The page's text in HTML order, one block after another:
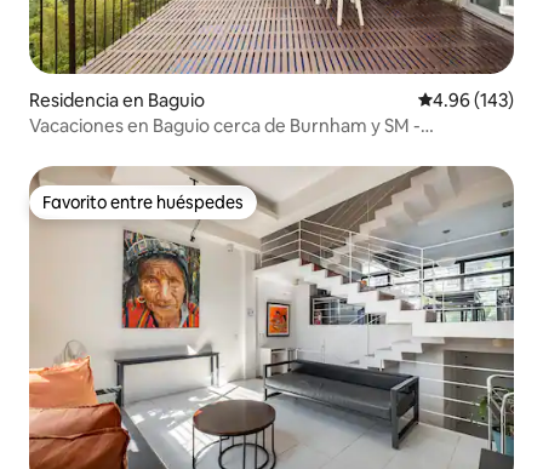
Residencia en Baguio Calificación
4.96 (143)
Vacaciones en Baguio cerca de Burnham y SM -
Favorito entre huéspedes
Favorito entre huéspedes